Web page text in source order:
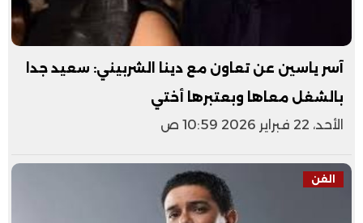
آسر ياسين عن تعاون مع دينا الشربيني: سعيد جدا
بالشغل معاها وبعتبرها أختي
الأحد، 22 فبراير 2026 10:59 ص
الفن